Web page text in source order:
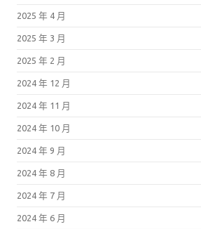
2025 年 4 月
2025 年 3 月
2025 年 2 月
2024 年 12 月
2024 年 11 月
2024 年 10 月
2024 年 9 月
2024 年 8 月
2024 年 7 月
2024 年 6 月